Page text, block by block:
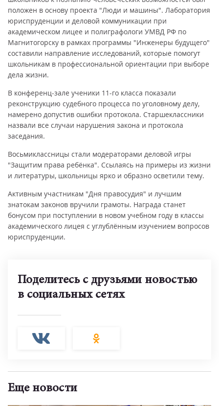
положен в основу проекта "Люди и машины". Лаборатория
юриспруденции и деловой коммуникации при
академическом лицее и полиграфологи УМВД РФ по
Магнитогорску в рамках программы "Инженеры будущего"
составили направление исследований, которые помогут
школьникам в профессиональной ориентации при выборе
дела жизни.
В конференц-зале ученики 11-го класса показали
реконструкцию судебного процесса по уголовному делу,
намерено допустив ошибки протокола. Старшеклассники
назвали все случаи нарушения закона и протокола
заседания.
Восьмиклассницы стали модераторами деловой игры
"Защитим права ребёнка". Ссылаясь на примеры из жизни
и литературы, школьницы ярко и образно осветили тему.
Активным участникам "Дня правосудия" и лучшим
знатокам законов вручили грамоты. Награда станет
бонусом при поступлении в новом учебном году в классы
академического лицея с углублённым изучением вопросов
юриспруденции.
Поделитесь с друзьями новостью
в социальных сетях
Еще новости